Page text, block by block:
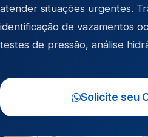
atender situações urgentes.
identificação de vazamentos
testes de pressão, análise
Solicite seu